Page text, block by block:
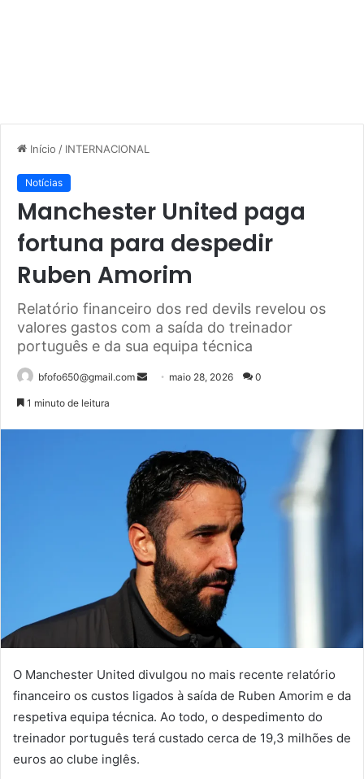
Início / INTERNACIONAL
Notícias
Manchester United paga
fortuna para despedir
Ruben Amorim
Relatório financeiro dos red devils revelou os
valores gastos com a saída do treinador
português e da sua equipa técnica
bfofo650@gmail.com
Mandemaio 28, 2026 0
1 minuto de leitura
O Manchester United divulgou no mais recente relatório
financeiro os custos ligados à saída de Ruben Amorim e da
respetiva equipa técnica. Ao todo, o despedimento do
treinador português terá custado cerca de 19,3 milhões de
euros ao clube inglês.